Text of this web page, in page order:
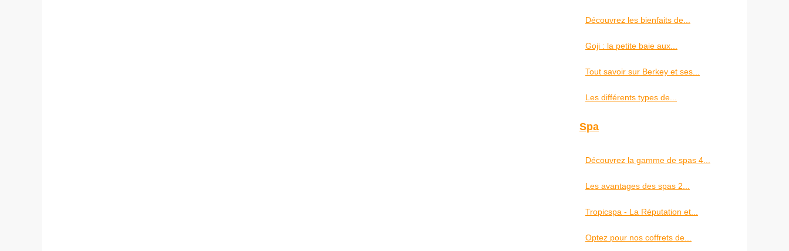
Découvrez les bienfaits de...
Goji : la petite baie aux...
Tout savoir sur Berkey et ses...
Les différents types de...
Spa
Découvrez la gamme de spas 4...
Les avantages des spas 2...
Tropicspa - La Réputation et...
Optez pour nos coffrets de...